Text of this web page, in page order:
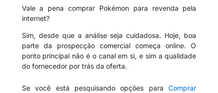
Vale a pena comprar Pokémon para revenda pela
internet?
Sim, desde que a análise seja cuidadosa. Hoje, boa
parte da prospecção comercial começa online. O
ponto principal não é o canal em si, e sim a qualidade
do fornecedor por trás da oferta.
Se você está pesquisando opções paraComprar